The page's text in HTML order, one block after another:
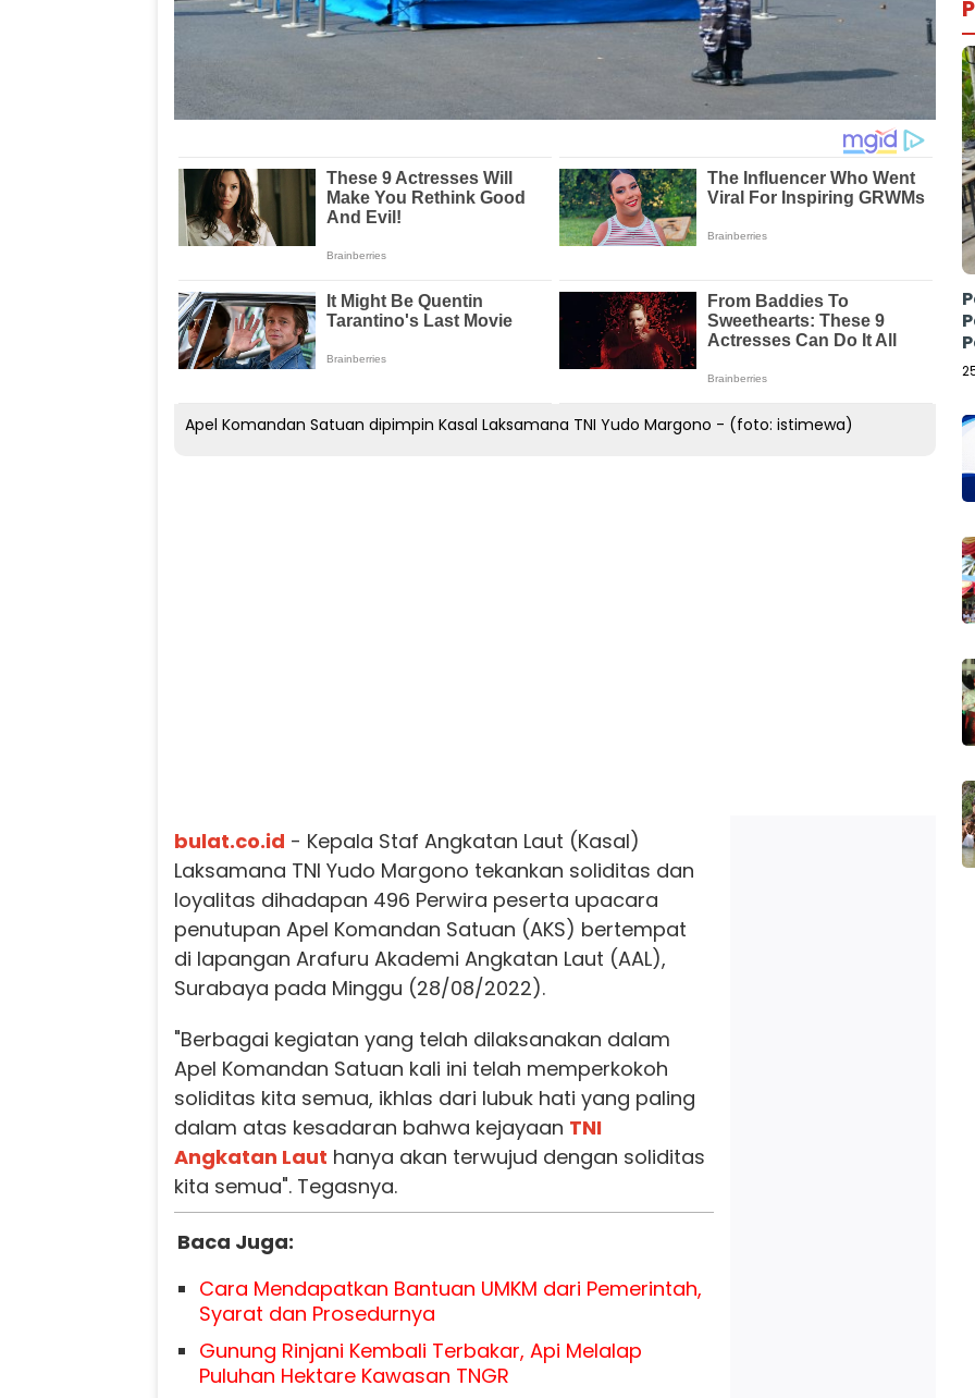
Apel Komandan Satuan dipimpin Kasal Laksamana TNI Yudo Margono - (foto: istimewa)
bulat.co.id - Kepala Staf Angkatan Laut (Kasal)
Laksamana TNI Yudo Margono tekankan soliditas dan
loyalitas dihadapan 496 Perwira peserta upacara
penutupan Apel Komandan Satuan (AKS) bertempat
di lapangan Arafuru Akademi Angkatan Laut (AAL),
Surabaya pada Minggu (28/08/2022).
"Berbagai kegiatan yang telah dilaksanakan dalam
Apel Komandan Satuan kali ini telah memperkokoh
soliditas kita semua, ikhlas dari lubuk hati yang paling
dalam atas kesadaran bahwa kejayaan TNI
Angkatan Laut hanya akan terwujud dengan soliditas
kita semua". Tegasnya.
Baca Juga:
Cara Mendapatkan Bantuan UMKM dari Pemerintah,
Syarat dan Prosedurnya
Gunung Rinjani Kembali Terbakar, Api Melalap
Puluhan Hektare Kawasan TNGR